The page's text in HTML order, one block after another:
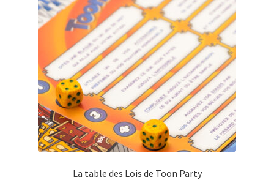
La table des Lois de Toon Party